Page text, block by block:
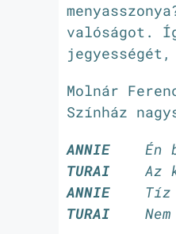
valóságot.
Molnár
Színház
ANNIE Én
TURAI Az
ANNIE Tíz
TURAI
Nem